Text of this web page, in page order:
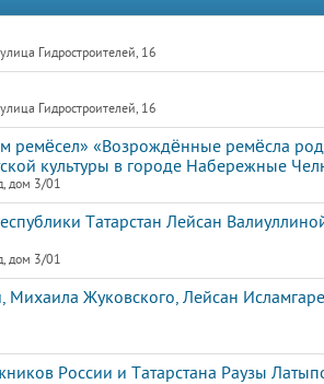
Гидростроителей, 16
Гидростроителей, 16
«Возрождённые ремёсла
культуры в городе Набережные
дом 3/01
Татарстан Лейсан
дом 3/01
Жуковского, Лейсан
России и Татарстана Раузы